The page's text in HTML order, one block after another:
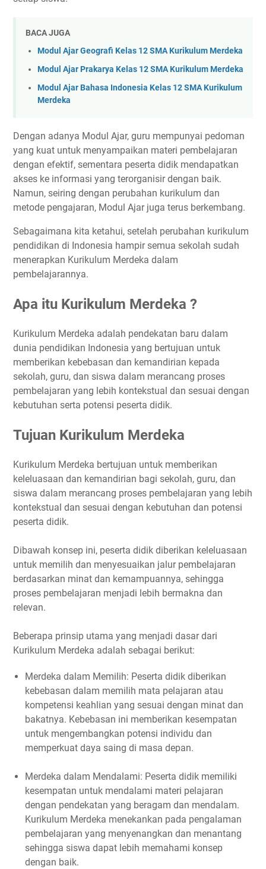
BACA JUGA
Modul Ajar Geografi Kelas 12 SMA Kurikulum Merdeka
Modul Ajar Prakarya Kelas 12 SMA Kurikulum Merdeka
Modul Ajar Bahasa Indonesia Kelas 12 SMA Kurikulum
Merdeka
Dengan adanya Modul Ajar, guru mempunyai pedoman
yang kuat untuk menyampaikan materi pembelajaran
dengan efektif, sementara peserta didik mendapatkan
akses ke informasi yang terorganisir dengan baik.
Namun, seiring dengan perubahan kurikulum dan
metode pengajaran, Modul Ajar juga terus berkembang.
Sebagaimana kita ketahui, setelah perubahan kurikulum
pendidikan di Indonesia hampir semua sekolah sudah
menerapkan Kurikulum Merdeka dalam
pembelajarannya.
Apa itu Kurikulum Merdeka ?
Kurikulum Merdeka adalah pendekatan baru dalam
dunia pendidikan Indonesia yang bertujuan untuk
memberikan kebebasan dan kemandirian kepada
sekolah, guru, dan siswa dalam merancang proses
pembelajaran yang lebih kontekstual dan sesuai dengan
kebutuhan serta potensi peserta didik.
Tujuan Kurikulum Merdeka
Kurikulum Merdeka bertujuan untuk memberikan
keleluasaan dan kemandirian bagi sekolah, guru, dan
siswa dalam merancang proses pembelajaran yang lebih
kontekstual dan sesuai dengan kebutuhan dan potensi
peserta didik.
Dibawah konsep ini, peserta didik diberikan keleluasaan
untuk memilih dan menyesuaikan jalur pembelajaran
berdasarkan minat dan kemampuannya, sehingga
proses pembelajaran menjadi lebih bermakna dan
relevan.
Beberapa prinsip utama yang menjadi dasar dari
Kurikulum Merdeka adalah sebagai berikut:
Merdeka dalam Memilih: Peserta didik diberikan
kebebasan dalam memilih mata pelajaran atau
kompetensi keahlian yang sesuai dengan minat dan
bakatnya. Kebebasan ini memberikan kesempatan
untuk mengembangkan potensi individu dan
memperkuat daya saing di masa depan.
Merdeka dalam Mendalami: Peserta didik memiliki
kesempatan untuk mendalami materi pelajaran
dengan pendekatan yang beragam dan mendalam.
Kurikulum Merdeka menekankan pada pengalaman
pembelajaran yang menyenangkan dan menantang
sehingga siswa dapat lebih memahami konsep
dengan baik.